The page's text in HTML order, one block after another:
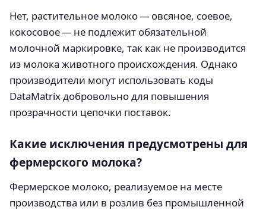
Нет, растительное молоко — овсяное, соевое,
кокосовое — не подлежит обязательной
молочной маркировке, так как не производится
из молока животного происхождения. Однако
производители могут использовать коды
DataMatrix добровольно для повышения
прозрачности цепочки поставок.
Какие исключения предусмотрены для
фермерского молока?
Фермерское молоко, реализуемое на месте
производства или в розлив без промышленной